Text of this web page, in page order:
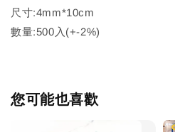
尺寸:4mm*10cm
數量:500入(+-2%)
您可能也喜歡